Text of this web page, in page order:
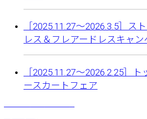
［2025.11.27〜2026.3.5］ス
レス＆フレアードレスキャン
［2025.11.27〜2026.2.25］
ースカートフェア